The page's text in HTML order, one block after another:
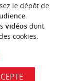
VOUS
le dépôt de
.
vidéosdont
cookies.